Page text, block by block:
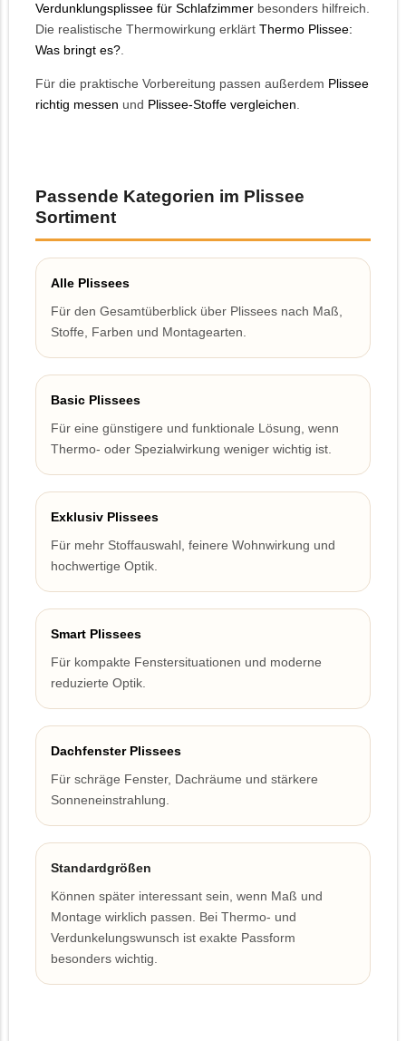
Verdunklungsplissee für Schlafzimmer besonders hilfreich.
Die realistische Thermowirkung erklärt Thermo Plissee:
Was bringt es?.
Für die praktische Vorbereitung passen außerdem Plissee
richtig messen und Plissee-Stoffe vergleichen.
Passende Kategorien im Plissee
Sortiment
Alle Plissees
Für den Gesamtüberblick über Plissees nach Maß,
Stoffe, Farben und Montagearten.
Basic Plissees
Für eine günstigere und funktionale Lösung, wenn
Thermo- oder Spezialwirkung weniger wichtig ist.
Exklusiv Plissees
Für mehr Stoffauswahl, feinere Wohnwirkung und
hochwertige Optik.
Smart Plissees
Für kompakte Fenstersituationen und moderne
reduzierte Optik.
Dachfenster Plissees
Für schräge Fenster, Dachräume und stärkere
Sonneneinstrahlung.
Standardgrößen
Können später interessant sein, wenn Maß und
Montage wirklich passen. Bei Thermo- und
Verdunkelungswunsch ist exakte Passform
besonders wichtig.